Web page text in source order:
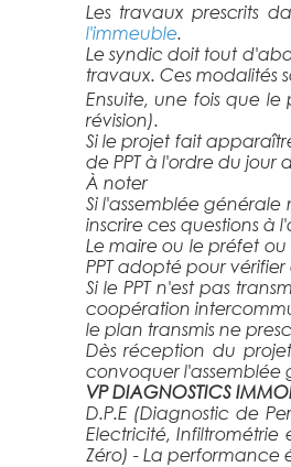
Les travaux prescrits
l'immeuble.
Le syndic doit tout
travaux. Ces modalités
Ensuite, une fois que le
révision).
Si le projet fait
de PPT à l'ordre du
À noter
Si l'assemblée
inscrire ces questions
Le maire ou le préfet
PPT adopté pour
Si le PPT n'est pas
coopération
le plan transmis ne
Dès réception du
convoquer l'assemblée
VP DIAGNOSTICS
D.P.E (Diagnostic de
Electricité, Infiltrométrie
Zéro) - La performance